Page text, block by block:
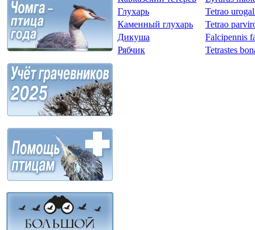
Глухарь
Tetrao
Каменный глухарь
Tetrao
Дикуша
Falcipennis
Рябчик
Tetrastes